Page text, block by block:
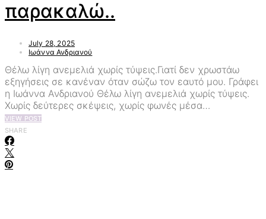
παρακαλώ..
July 28, 2025
Ιωάννα Ανδριανού
Θέλω λίγη ανεμελιά χωρίς τύψεις.Γιατί δεν χρωστάω
εξηγήσεις σε κανέναν όταν σώζω τον εαυτό μου. Γράφει
η Ιωάννα Ανδριανού Θέλω λίγη ανεμελιά χωρίς τύψεις.
Χωρίς δεύτερες σκέψεις, χωρίς φωνές μέσα…
VIEW POST
SHARE